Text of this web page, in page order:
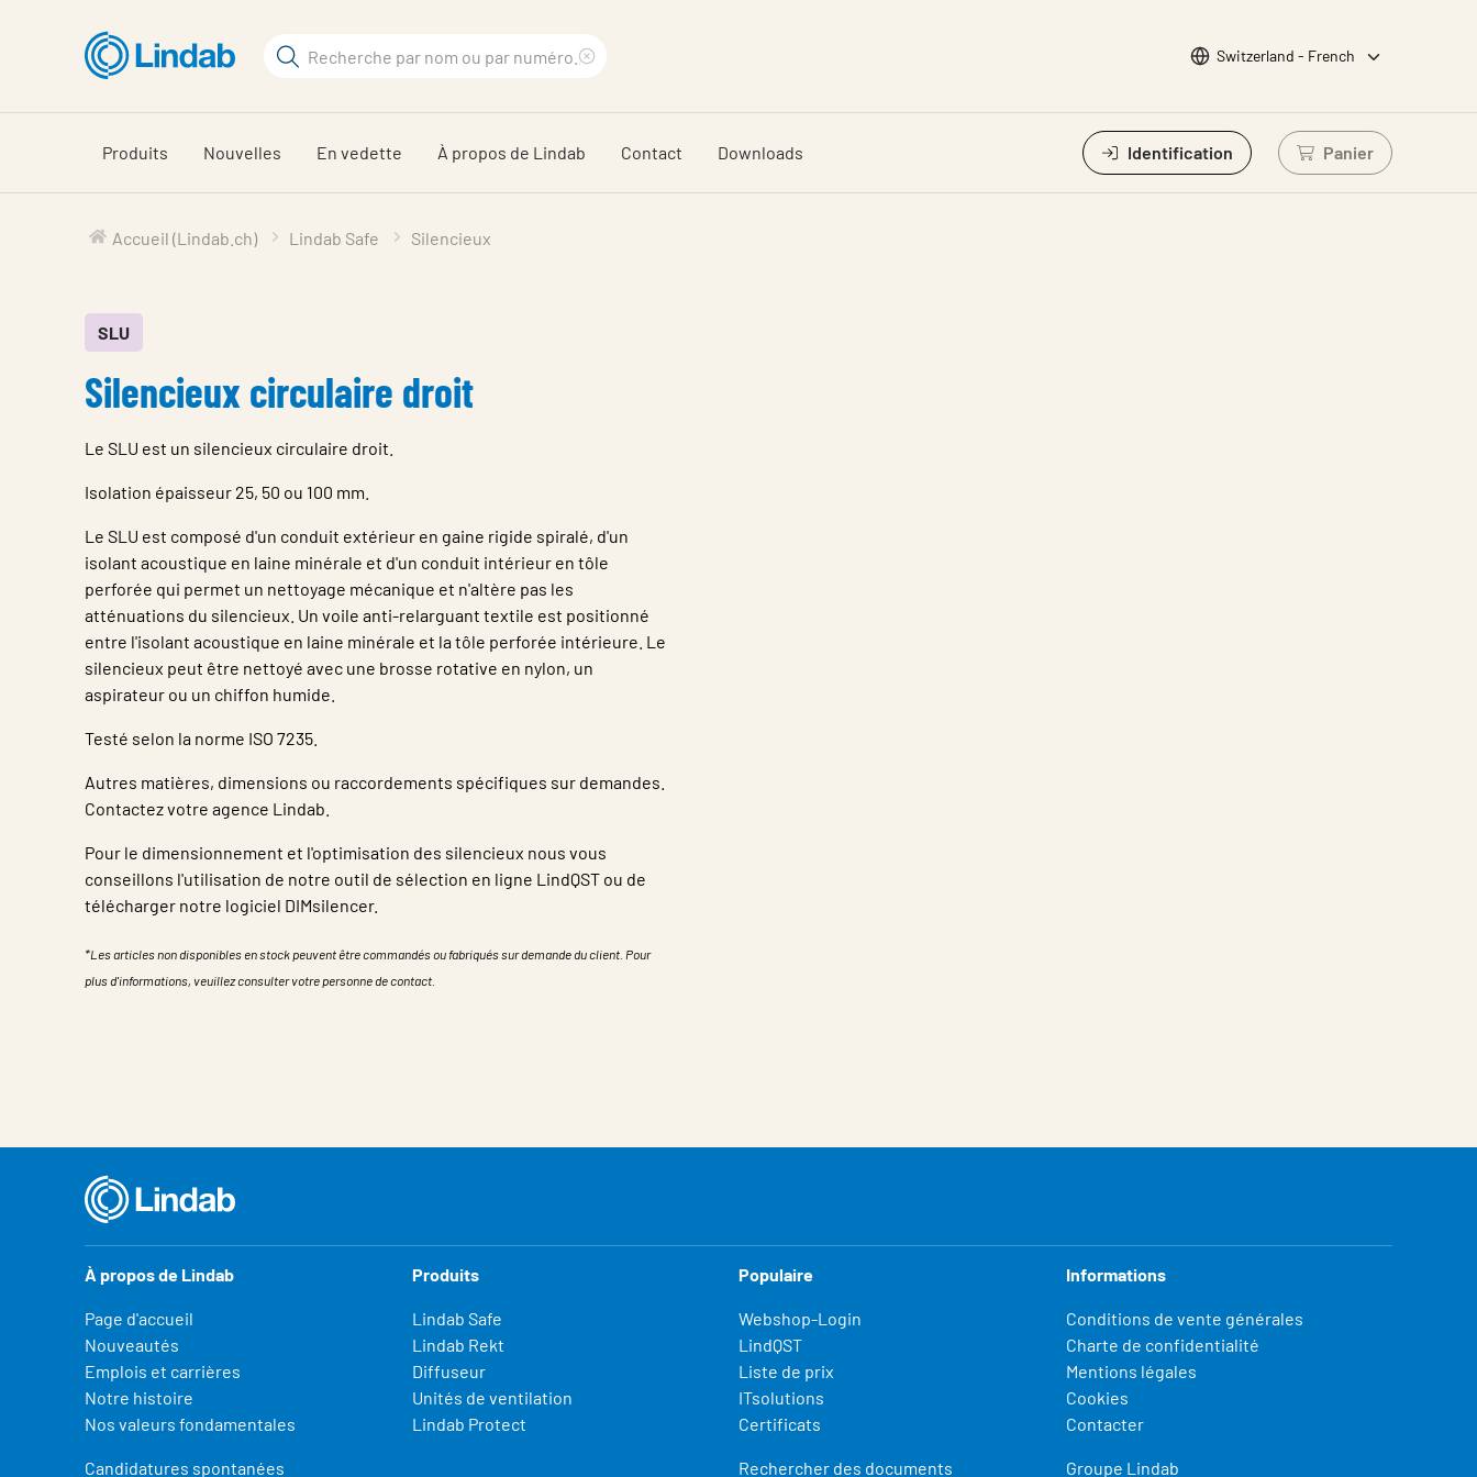
principal
Rechercher
sur
le
terme
recherché
Choisir la langue
Switzerland - French
Produits Nouvelles En vedette À propos de Lindab Contact Downloads Identification Panier
Connectez-vous
Accueil (Lindab.ch) Lindab Safe Silencieux
SLU
Silencieux circulaire droit
Le SLU est un silencieux circulaire droit.
Isolation épaisseur 25, 50 ou 100 mm.
Le SLU est composé d'un conduit extérieur en gaine rigide spiralé, d'un
isolant acoustique en laine minérale et d'un conduit intérieur en tôle
perforée qui permet un nettoyage mécanique et n'altère pas les
atténuations du silencieux. Un voile anti-relarguant textile est positionné
entre l'isolant acoustique en laine minérale et la tôle perforée intérieure. Le
silencieux peut être nettoyé avec une brosse rotative en nylon, un
aspirateur ou un chiffon humide.
Testé selon la norme ISO 7235.
Autres matières, dimensions ou raccordements spécifiques sur demandes.
Contactez votre agence Lindab.
Pour le dimensionnement et l'optimisation des silencieux nous vous
conseillons l'utilisation de notre outil de sélection en ligne LindQST ou de
télécharger notre logiciel DIMsilencer.
*Les articles non disponibles en stock peuvent être commandés ou fabriqués sur demande du client. Pour
plus d'informations, veuillez consulter votre personne de contact.
À propos de Lindab
Page d'accueil
Nouveautés
Emplois et carrières
Notre histoire
Nos valeurs fondamentales
Candidatures spontanées
Produits
Lindab Safe
Lindab Rekt
Diffuseur
Unités de ventilation
Lindab Protect
Populaire
Webshop-Login
LindQST
Liste de prix
ITsolutions
Certificats
Rechercher des documents
Informations
Conditions de vente générales
Charte de confidentialité
Mentions légales
Cookies
Contacter
Groupe Lindab